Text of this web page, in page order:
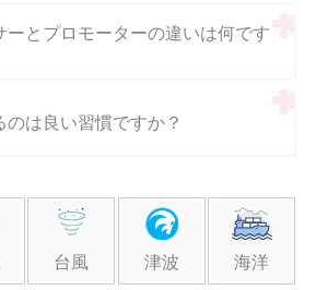
ーとプロモーターの違いは何です
のは良い習慣ですか？
台風 津波 海洋